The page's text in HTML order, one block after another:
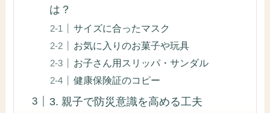
は？
サイズに合ったマスク
お気に入りのお菓子や玩具
お子さん用スリッパ・サンダル
健康保険証のコピー
3. 親子で防災意識を高める工夫